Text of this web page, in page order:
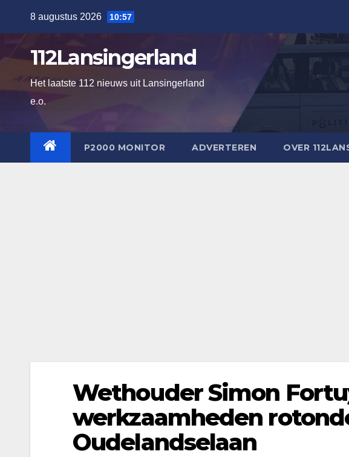
inhoud
8 augustus 2026 10:57
112Lansingerland
Het laatste 112 nieuws uit Lansingerland
e.o.
P2000 MONITOR ADVERTEREN OVER
Wethouder Simon
werkzaamheden
Oudelandselaan